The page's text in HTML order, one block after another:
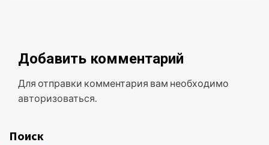
Добавить комментарий
Для отправки комментария вам необходимо
авторизоваться
Поиск